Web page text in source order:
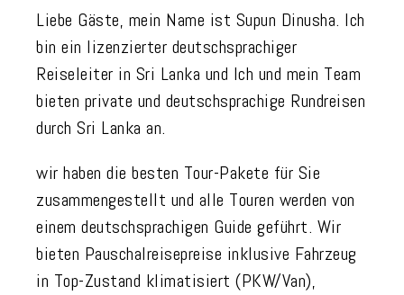
Liebe Gäste, mein Name ist Supun Dinusha. Ich
bin ein lizenzierter deutschsprachiger
Reiseleiter in Sri Lanka und Ich und mein Team
bieten private und deutschsprachige Rundreisen
durch Sri Lanka an.
wir haben die besten Tour-Pakete für Sie
zusammengestellt und alle Touren werden von
einem deutschsprachigen Guide geführt. Wir
bieten Pauschalreisepreise inklusive Fahrzeug
in Top-Zustand klimatisiert (PKW/Van),